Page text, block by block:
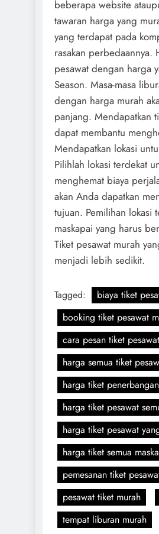
beberapa website
tawaran harga yang
yang terdapat pada
rasakan
pesawat dengan harga
Season. Masa-masa
dengan harga murah
panjang. Mendapatkan
dapat membantu
Mendapatkan lokasi
Pilihlah lokasi terdekat
menghemat biaya
akan Anda dapatkan
tujuan. Pemilihan lokasi
maskapai yang harus
Tiket pesawat murah
menjadi lebih sedikit.
Tagged: biaya tiket
booking tiket pesawat
cara pesan tiket
harga semua tiket
harga tiket penerbangan
harga tiket pesawat
harga tiket pesawat
harga tiket semua
pemesanan tiket
pesawat tiket murah
tempat liburan murah